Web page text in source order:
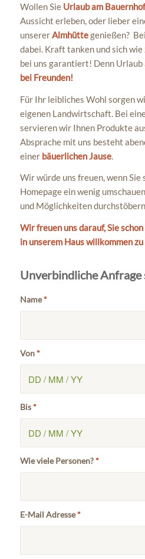
Wollen Sie Urlaub am Bauernhof
Aussicht erleben, oder lieber
unsererAlmhüttegenießen?
dabei. Kraft tanken und sich wie
bei uns garantiert! Denn Urlaub
bei Freunden!
Für Ihr leibliches Wohl sorgen
eigenen Landwirtschaft. Bei
servieren wir Ihnen Produkte
Absprache mit uns besteht
einer bäuerlichen Jause.
Wir würde uns freuen, wenn Sie
Homepage ein wenig
und Möglichkeiten
Wir freuen uns darauf, Sie
in unserem Haus willkommen
Unverbindliche Anfrage
Name*
Von*
Bis*
Wie viele Personen?*
E-Mail Adresse*